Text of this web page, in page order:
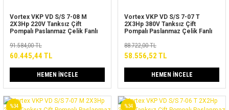
Vortex VKP VD S/S 7-08 M
2X3Hp 220V Tanksız Çift
Pompalı Paslanmaz Çelik Fanlı
91.584,00 TL
60.445,44 TL
HEMEN İNCELE
Vortex VKP VD S/S 7-07 T
2X3Hp 380V Tanksız Çift
Pompalı Paslanmaz Çelik Fanlı
88.722,00 TL
58.556,52 TL
HEMEN İNCELE
%34 %34